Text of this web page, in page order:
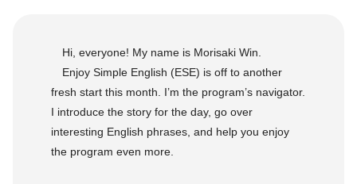
Hi, everyone! My name is Morisaki Win.
Enjoy Simple English (ESE) is off to another
fresh start this month. I’m the program’s navigator.
I introduce the story for the day, go over
interesting English phrases, and help you enjoy
the program even more.